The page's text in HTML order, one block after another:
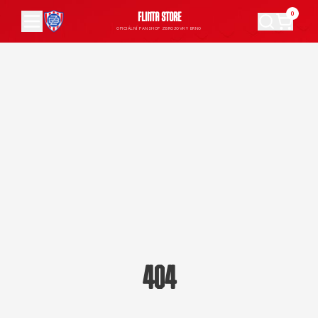
FLINTA STORE
OFICIÁLNÍ FANSHOP ZBROJOVKY BRNO
0
404